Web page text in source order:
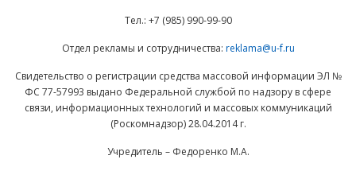
Тел.: +7 (985) 990-99-90
Отдел рекламы и сотрудничества: reklama@u-f.ru
Свидетельство о регистрации средства массовой информации ЭЛ №
ФС 77-57993 выдано Федеральной службой по надзору в сфере
связи, информационных технологий и массовых коммуникаций
(Роскомнадзор) 28.04.2014 г.
Учредитель – Федоренко М.А.